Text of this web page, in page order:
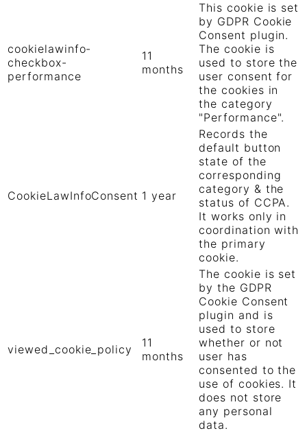
cookielawinfo-
checkbox-
performance
11
months
This cookie is set
by GDPR Cookie
Consent plugin.
The cookie is
used to store the
user consent for
the cookies in
the category
"Performance".
CookieLawInfoConsent 1 year
Records the
default button
state of the
corresponding
category & the
status of CCPA.
It works only in
coordination with
the primary
cookie.
viewed_cookie_policy
11
months
The cookie is set
by the GDPR
Cookie Consent
plugin and is
used to store
whether or not
user has
consented to the
use of cookies. It
does not store
any personal
data.